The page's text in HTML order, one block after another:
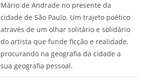
Mário de Andrade no presente da
cidade de São Paulo. Um trajeto poético
através de um olhar solitário e solidário
do artista que funde ficção e realidade,
procurando na geografia da cidade a
sua geografia pessoal.